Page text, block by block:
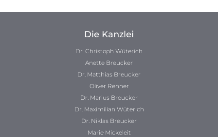
Die Kanzlei
Dr. Christoph Wüterich
Anette Breucker
Dr. Matthias Breucker
Oliver Renner
Dr. Marius Breucker
Dr. Maximilian Wüterich
Dr. Niklas Breucker
Marie Mickeleit